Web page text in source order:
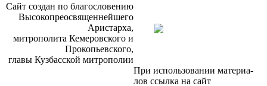
Сайт со­здан по бла­го­сло­ве­нию
Вы­со­ко­прео­свя­щен­ней­ше­го
Ари­стар­ха,
мит­ро­по­ли­та Ке­ме­ров­ско­го и
Про­ко­пьев­ско­го,
гла­вы Куз­бас­ской мит­ро­по­лии
При ис­поль­зо­ва­нии ма­те­ри­а­
лов ссыл­ка на сайт